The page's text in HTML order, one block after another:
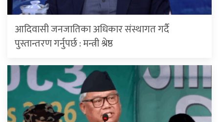
आदिवासी जनजातिका अधिकार संस्थागत गर्दै
पुस्तान्तरण गर्नुपर्छ : मन्त्री श्रेष्ठ